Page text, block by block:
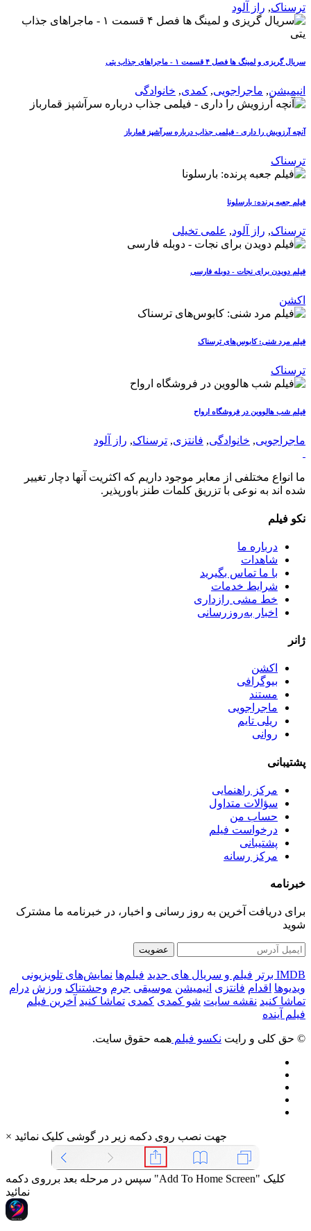
ترسناک, راز آلود
سریال گریزی و لمینگ ها فصل ۴ قسمت ۱ - ماجراهای جذاب یتی
انیمیشن, ماجراجویی, کمدی, خانوادگی
آنچه آرزویش را داری - فیلمی جذاب درباره سرآشپز قمارباز
ترسناک
فیلم جعبه پرنده: بارسلونا
ترسناک, راز آلود, علمی تخیلی
فیلم دویدن برای نجات - دوبله فارسی
اکشن
فیلم مرد شنی: کابوس‌های ترسناک
ترسناک
فیلم شب هالووین در فروشگاه ارواح
ماجراجویی, خانوادگی, فانتزی, ترسناک, راز آلود
ما انواع مختلفی از معابر موجود داریم که اکثریت آنها دچار تغییر
شده اند به نوعی با تزریق کلمات طنز باورپذیر.
نکو فیلم
درباره ما
شاهدات
با ما تماس بگیرید
شرایط خدمات
خط مشی رازداری
اخبار به‌روزرسانی
ژانر
اکشن
بیوگرافی
مستند
ماجراجویی
ریلی تایم
روانی
پشتیبانی
مرکز راهنمایی
سؤالات متداول
حساب من
درخواست فیلم
پشتیبانی
مرکز رسانه
خبرنامه
برای دریافت آخرین به روز رسانی و اخبار، در خبرنامه ما مشترک
شوید
عضویت
IMDB برتر فیلم و سریال های جدید فیلم‌ها نمایش‌های تلویزیونی
ویدیوها اقدام فانتزی انیمیشن موسیقی جرم وحشتناک ورزش درام
تماشا کنید نقشه سایت شو کمدی کمدی تماشا کنید آخرین فیلم
فیلم آینده
© حق کلی و رایت نکسو فیلم همه حقوق سایت.
× جهت نصب روی دکمه زیر در گوشی کلیک نمائید
سپس در مرحله بعد برروی دکمه "Add To Home Screen" کلیک
نمائید